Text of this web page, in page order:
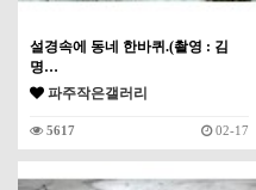
설경속에 동네 한바퀴.(촬영 : 김
명…
파주작은갤러리
5617 02-17